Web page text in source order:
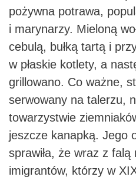
pożywna potrawa,
i marynarzy. Mieloną
cebulą, bułką tartą i
w płaskie kotlety, a
grillowano. Co ważne,
serwowany na talerzu,
towarzystwie
jeszcze kanapką. Jego
sprawiła, że wraz z falą
imigrantów, którzy w